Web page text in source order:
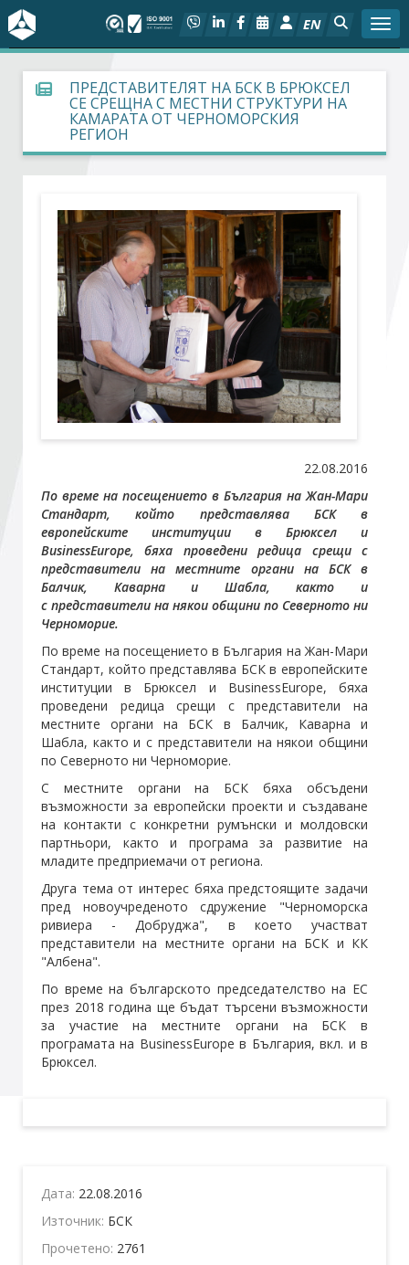
EN
За БСК
На фокус
Актуално
Социален диалог
Дейности
Арбитражен съд
Проекти
Членове
Абонирайте се!
ПРЕДСТАВИТЕЛЯТ НА БСК В БРЮКСЕЛ
СЕ СРЕЩНА С МЕСТНИ СТРУКТУРИ НА
КАМАРАТА ОТ ЧЕРНОМОРСКИЯ
РЕГИОН
22.08.2016
По време на посещението в България на Жан-Мари
Стандарт, който представлява БСК в
европейските институции в Брюксел и
BusinessEurope, бяха проведени редица срещи с
представители на местните органи на БСК в
Балчик, Каварна и Шабла, както и
с представители на някои общини по Северното ни
Черноморие.
По време на посещението в България на Жан-Мари
Стандарт, който представлява БСК в европейските
институции в Брюксел и BusinessEurope, бяха
проведени редица срещи с представители на
местните органи на БСК в Балчик, Каварна и
Шабла, както и с представители на някои общини
по Северното ни Черноморие.
С местните органи на БСК бяха обсъдени
възможности за европейски проекти и създаване
на контакти с конкретни румънски и молдовски
партньори, както и програма за развитие на
младите предприемачи от региона.
Друга тема от интерес бяха предстоящите задачи
пред новоучреденото сдружение "Черноморска
ривиера - Добруджа", в което участват
представители на местните органи на БСК и КК
"Албена".
По време на българското председателство на ЕС
през 2018 година ще бъдат търсени възможности
за участие на местните органи на БСК в
програмата на BusinessEurope в България, вкл. и в
Брюксел.
Дата: 22.08.2016
Източник: БСК
Прочетено: 2761